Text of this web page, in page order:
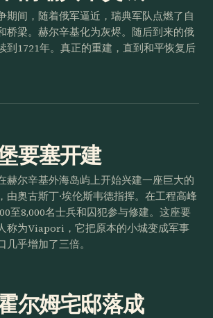
期间，随着俄军逼近，瑞典军队点燃了自
桥梁。赫尔辛基化为灰烬。随后到来的俄
到1721年。真正的重建，直到和平恢复后
要塞开建
赫尔辛基外海岛屿上开始兴建一座巨大的
由奥古斯丁·埃伦斯韦德指挥。在工程高峰
至8,000名士兵和囚犯参与修建。这座要
称为Viapori，它把原本的小城变成军事
几乎增加了三倍。
尔姆宅邸落成